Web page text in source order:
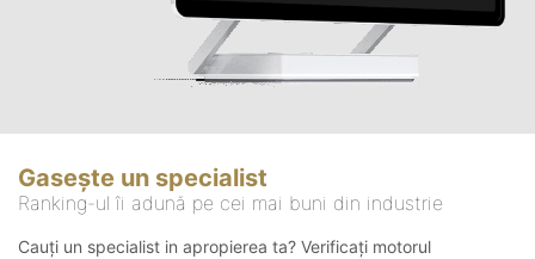
Gasește un specialist
Ranking-ul îi adună pe cei mai buni din industrie
Cauți un specialist in apropierea ta? Verificați motorul